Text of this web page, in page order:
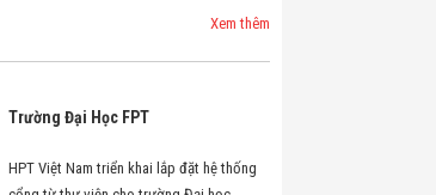
Xem thêm
Trường Đại Học FPT
HPT Việt Nam triển khai lắp đặt hệ thống